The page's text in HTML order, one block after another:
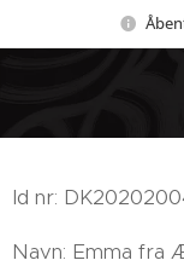
Id nr:
Navn: Emma fra